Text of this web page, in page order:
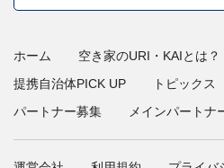
ホーム 空き家のURI・KAIとは？
提携自治体PICK UP
トピックス
パートナー募集
メインパートナ